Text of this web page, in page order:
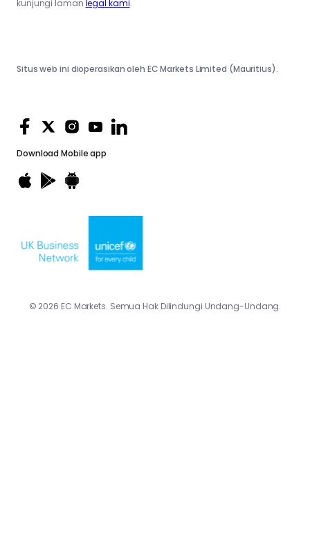
kunjungi laman legal kami.
Download Mobile app
Situs web ini dioperasikan oleh EC Markets Limited (Mauritius).
© 2026 EC Markets. Semua Hak Dilindungi Undang-Undang.